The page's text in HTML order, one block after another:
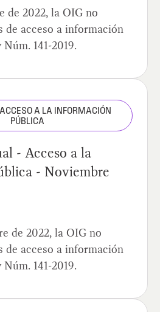
de 2022, la OIG no
de acceso a información
141-2019.
A LA INFORMACIÓN
PÚBLICA
- Acceso a la
- Noviembre
de 2022, la OIG no
de acceso a información
141-2019.